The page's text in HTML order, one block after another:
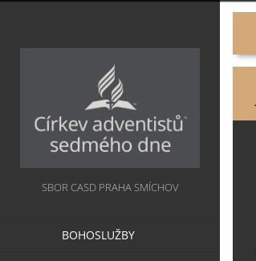
SBOR CASD PRAHA SMÍCHOV
BOHOSLUŽBY